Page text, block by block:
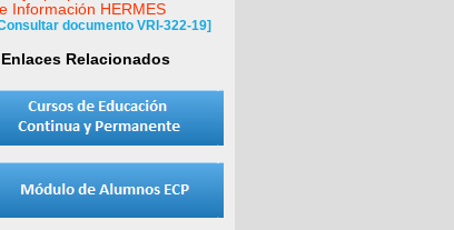
Información HERMES
documento VRI-322-19]
Enlaces Relacionados